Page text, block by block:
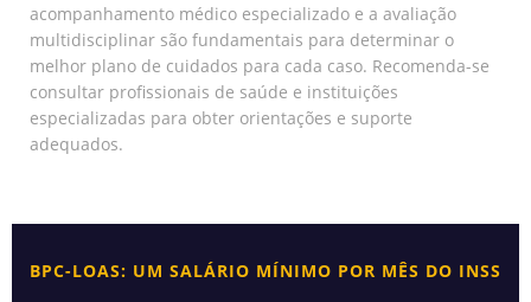
acompanhamento médico especializado e a avaliação
multidisciplinar são fundamentais para determinar o
melhor plano de cuidados para cada caso. Recomenda-se
consultar profissionais de saúde e instituições
especializadas para obter orientações e suporte
adequados.
BPC-LOAS: UM SALÁRIO MÍNIMO POR MÊS DO INSS